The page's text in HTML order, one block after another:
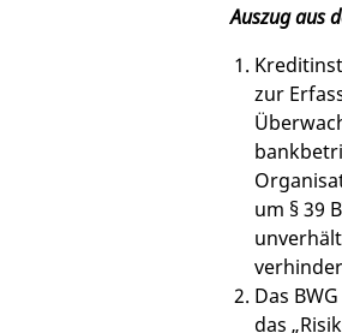
Auszug aus
zur
um § 39
Das
das